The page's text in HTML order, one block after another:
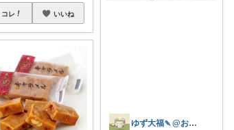
コレ いいね
​ゆず大福🍡@お気に入りと、ふるさと旅